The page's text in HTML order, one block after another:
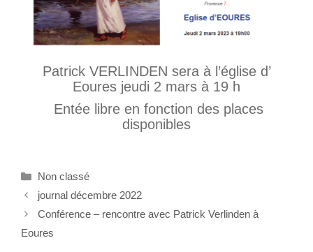
Patrick VERLINDEN sera à l’église d’
Eoures jeudi 2 mars à 19 h
Entée libre en fonction des places
disponibles
Non classé
journal décembre 2022
Conférence – rencontre avec Patrick Verlinden à
Eoures